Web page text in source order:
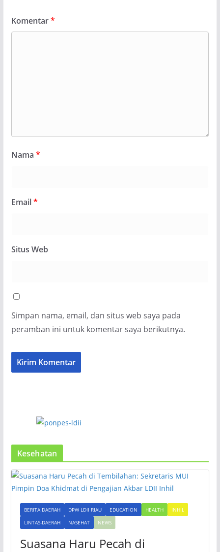
Komentar*
Nama *
Email*
Situs Web
Simpan nama, email, dan situs web saya pada
peramban ini untuk komentar saya berikutnya.
Kesehatan
BERITA DAERAH DPW LDII RIAU EDUCATION HEALTH
INHIL
LINTAS-DAERAH
NASEHAT NEWS
Suasana Haru Pecah di